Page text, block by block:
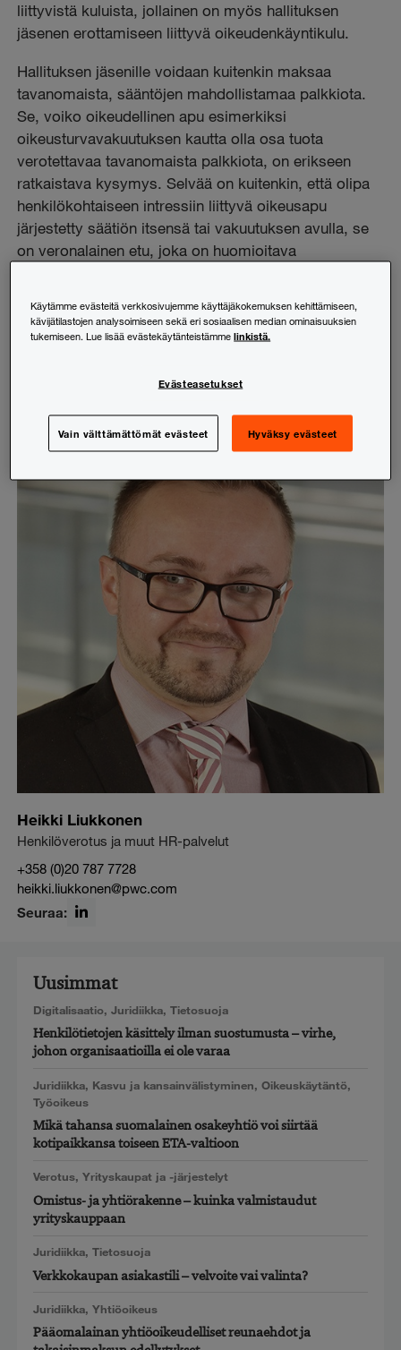
liittyvistä kuluista, jollainen on myös hallituksen
jäsenen erottamiseen liittyvä oikeudenkäyntikulu.
Hallituksen jäsenille voidaan kuitenkin maksaa
tavanomaista, sääntöjen mahdollistamaa palkkiota.
Se, voiko oikeudellinen apu esimerkiksi
oikeusturvavakuutuksen kautta olla osa tuota
verotettavaa tavanomaista palkkiota, on erikseen
ratkaistava kysymys. Selvää on kuitenkin, että olipa
henkilökohtaiseen intressiin liittyvä oikeusapu
järjestetty säätiön itsensä tai vakuutuksen avulla, se
on veronalainen etu, joka on huomioitava
Heikki Liukkonen
Henkilöverotus ja muut HR-palvelut
+358 (0)20 787 7728
heikki.liukkonen@pwc.com
Seuraa:
Uusimmat
Digitalisaatio, Juridiikka, Tietosuoja
Henkilötietojen käsittely ilman suostumusta – virhe,
johon organisaatioilla ei ole varaa
Juridiikka, Kasvu ja kansainvälistyminen, Oikeuskäytäntö,
Työoikeus
Mikä tahansa suomalainen osakeyhtiö voi siirtää
kotipaikkansa toiseen ETA-valtioon
Verotus, Yrityskaupat ja -järjestelyt
Omistus- ja yhtiörakenne – kuinka valmistaudut
yrityskauppaan
Juridiikka, Tietosuoja
Verkkokaupan asiakastili – velvoite vai valinta?
Juridiikka, Yhtiöoikeus
Pääomalainan yhtiöoikeudelliset reunaehdot ja
Käytämme evästeitä verkkosivujemme käyttäjäkokemuksen kehittämiseen,
kävijätilastojen analysoimiseen sekä eri sosiaalisen median ominaisuuksien
tukemiseen. Lue lisää evästekäytänteistämmelinkistä.
Evästeasetukset
Vain välttämättömät evästeet Hyväksy evästeet